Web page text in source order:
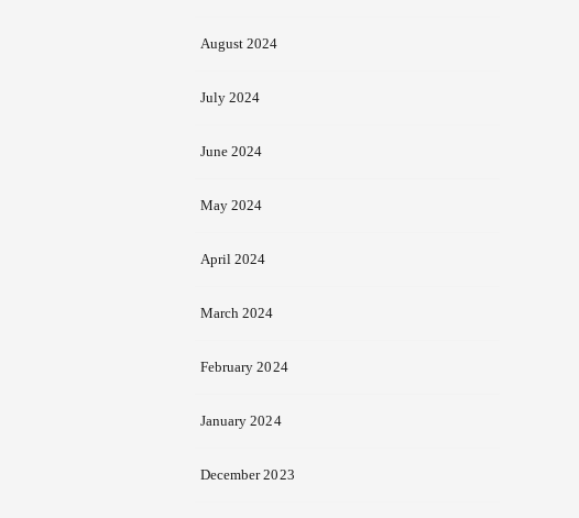
August 2024
July 2024
June 2024
May 2024
April 2024
March 2024
February 2024
January 2024
December 2023